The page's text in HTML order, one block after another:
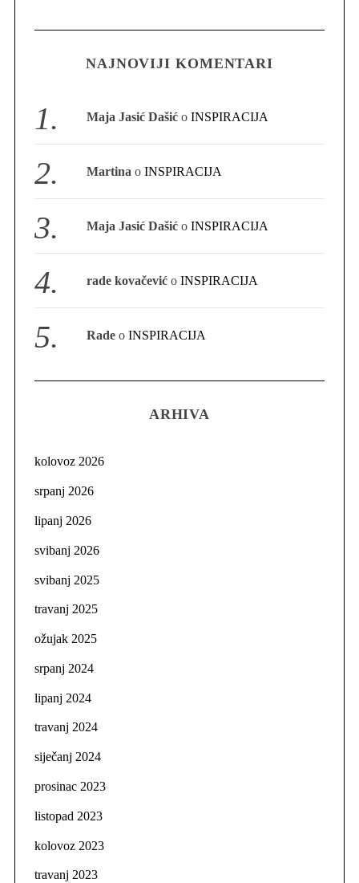
NAJNOVIJI KOMENTARI
Maja Jasić Dašić oINSPIRACIJA
Martina oINSPIRACIJA
Maja Jasić Dašić oINSPIRACIJA
rade kovačević oINSPIRACIJA
Rade oINSPIRACIJA
ARHIVA
kolovoz 2026
srpanj 2026
lipanj 2026
svibanj 2026
svibanj 2025
travanj 2025
ožujak 2025
srpanj 2024
lipanj 2024
travanj 2024
siječanj 2024
prosinac 2023
listopad 2023
kolovoz 2023
travanj 2023
a
r
h
r